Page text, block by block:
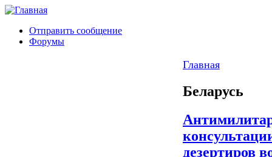
Отправить сообщение
Форумы
Главная
Беларусь
дезертиров